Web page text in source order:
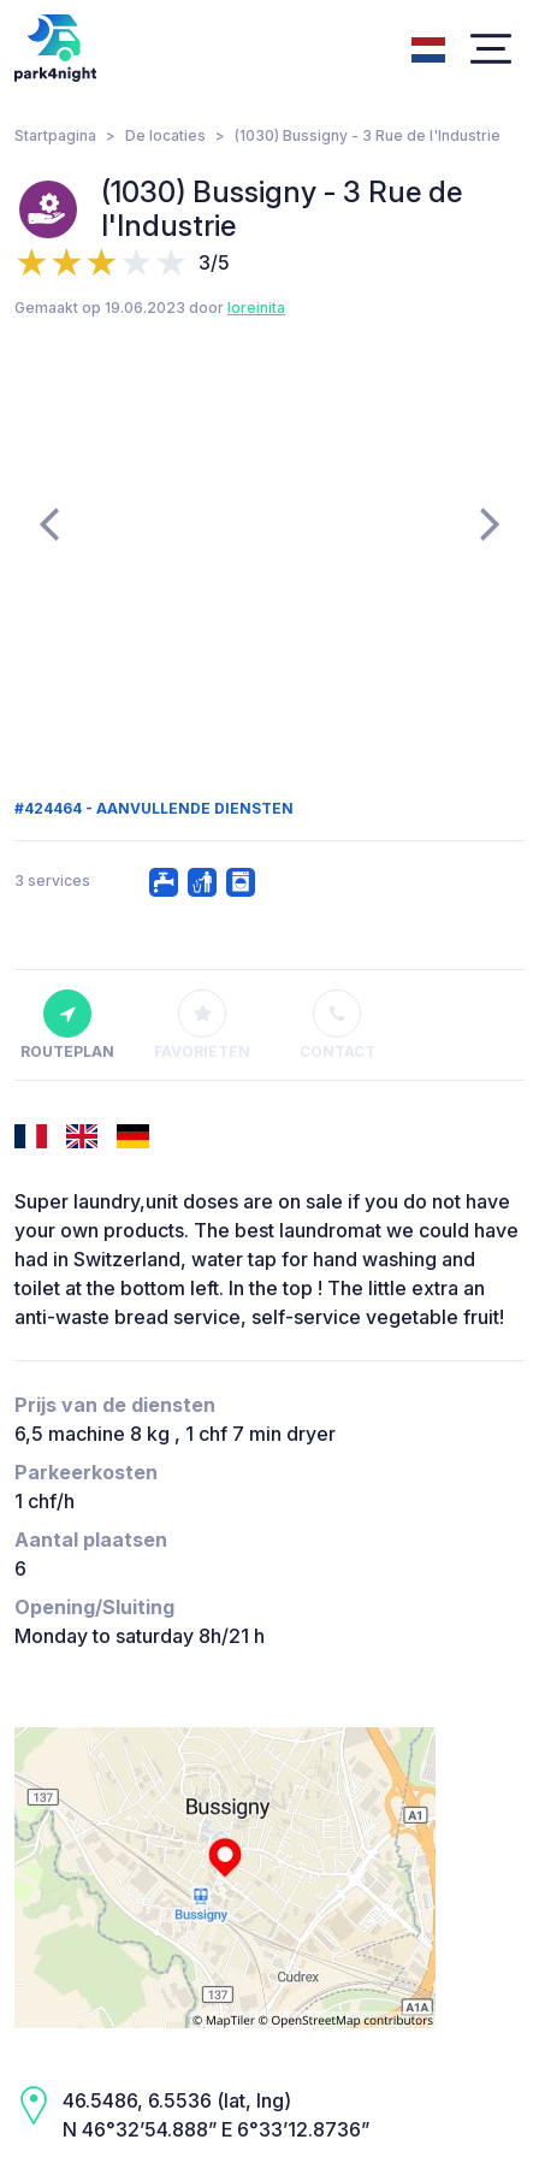
Startpagina De locaties (1030) Bussigny - 3 Rue de l'Industrie
(1030) Bussigny - 3 Rue de
l'Industrie
3/5
Gemaakt op 19.06.2023 door loreinita
#424464 - AANVULLENDE DIENSTEN
3 services
ROUTEPLAN FAVORIETEN CONTACT
Super laundry,unit doses are on sale if you do not have
your own products. The best laundromat we could have
had in Switzerland, water tap for hand washing and
toilet at the bottom left. In the top ! The little extra an
anti-waste bread service, self-service vegetable fruit!
Prijs van de diensten
6,5 machine 8 kg , 1 chf 7 min dryer
Parkeerkosten
1 chf/h
Aantal plaatsen
6
Opening/Sluiting
Monday to saturday 8h/21 h
46.5486, 6.5536 (lat, lng)
N 46°32’54.888” E 6°33’12.8736”